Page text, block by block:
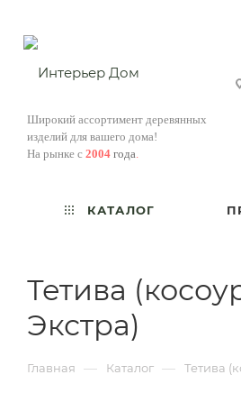
Широкий ассортимент деревянных
изделий для вашего дома!
На рынке с 2004 года.
КАТАЛОГ
Тетива
Экстра)
Главная — Каталог — Тетива